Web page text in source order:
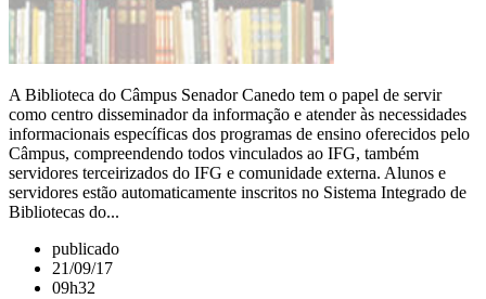
A Biblioteca do Câmpus Senador Canedo tem o papel de servir
como centro disseminador da informação e atender às necessidades
informacionais específicas dos programas de ensino oferecidos pelo
Câmpus, compreendendo todos vinculados ao IFG, também
servidores terceirizados do IFG e comunidade externa. Alunos e
servidores estão automaticamente inscritos no Sistema Integrado de
Bibliotecas do...
publicado
21/09/17
09h32